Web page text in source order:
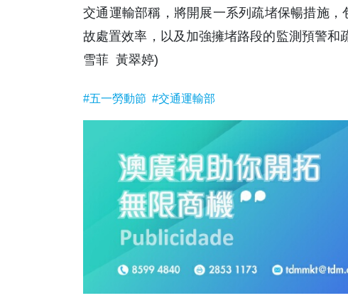
交通運輸部稱，將開展一系列疏堵保暢措施
故處置效率，以及加強擁堵路段的監測預警
雪菲 黃翠婷)
#五一勞動節 #交通運輸部